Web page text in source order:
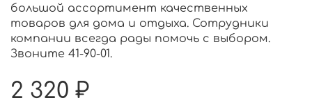
большой ассортимент качественных
товаров для дома и отдыха. Сотрудники
компании всегда рады помочь с выбором.
Звоните 41-90-01.
2 320 ₽